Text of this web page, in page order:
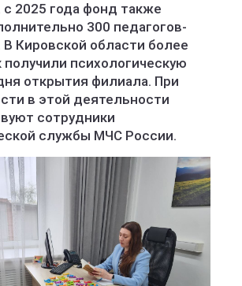
с 2025 года фонд также
300 педагогов-
В Кировской области более
получили психологическую
открытия филиала. При
в этой деятельности
сотрудники
службы МЧС России.